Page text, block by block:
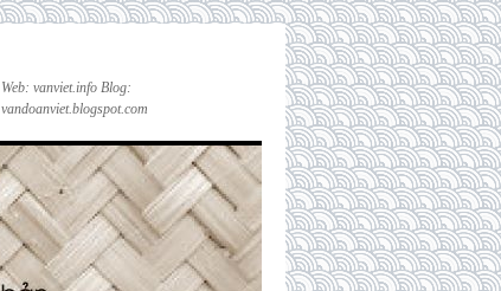
Web: vanviet.info Blog:
vandoanviet.blogspot.com